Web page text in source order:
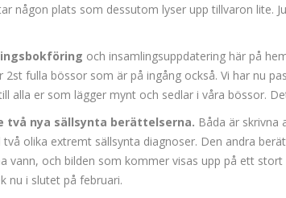
någon plats som dessutom lyser upp tillvaron lite.
och insamlingsuppdatering här på
2st fulla bössor som är på ingång också. Vi har nu
alla er som lägger mynt och sedlar i våra bössor.
två nya sällsynta berättelserna. Båda är skrivna
olika extremt sällsynta diagnoser. Den andra
vann, och bilden som kommer visas upp på ett
nu i slutet på februari.